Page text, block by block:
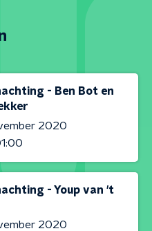
- Ben Bot en
2020
- Youp van 't
2020